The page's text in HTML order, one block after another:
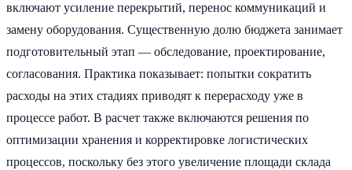
включают усиление перекрытий, перенос коммуникаций и
замену оборудования. Существенную долю бюджета занимает
подготовительный этап — обследование, проектирование,
согласования. Практика показывает: попытки сократить
расходы на этих стадиях приводят к перерасходу уже в
процессе работ. В расчет также включаются решения по
оптимизации хранения и корректировке логистических
процессов, поскольку без этого увеличение площади склада